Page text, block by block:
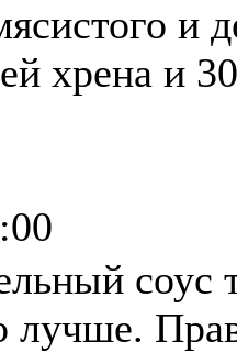
и
хрена и
соус
лучше.